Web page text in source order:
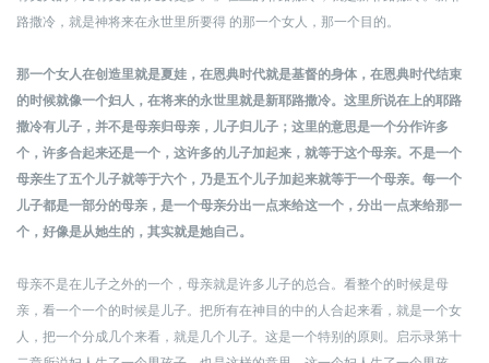
路撒冷，就是神将来在永世里所要得 的那一个女人，那一个目的。
那一个女人在创造里就是夏娃，在恩典时代就是基督的身体，在恩典时代结束
的时候就像一个妇人，在将来的永世里就是新耶路撒冷。这里所说在上的耶路
撒冷有儿子，并不是母亲归母亲，儿子归儿子；这里的意思是一个分作许多
个，许多合起来还是一个，这许多的儿子加起来，就等于这个母亲。不是一个
母亲生了五个儿子就等于六个，乃是五个儿子加起来就等于一个母亲。每一个
儿子都是一部分的母亲，是一个母亲分出一点来给这一个，分出一点来给那一
个，好像是从她生的，其实就是她自己。
母亲不是在儿子之外的一个，母亲就是许多儿子的总合。看整个的时候是母
亲，看一个一个的时候是儿子。把所有在神目的中的人合起来看，就是一个女
人，把一个分成几个来看，就是几个儿子。这是一个特别的原则。启示录第十